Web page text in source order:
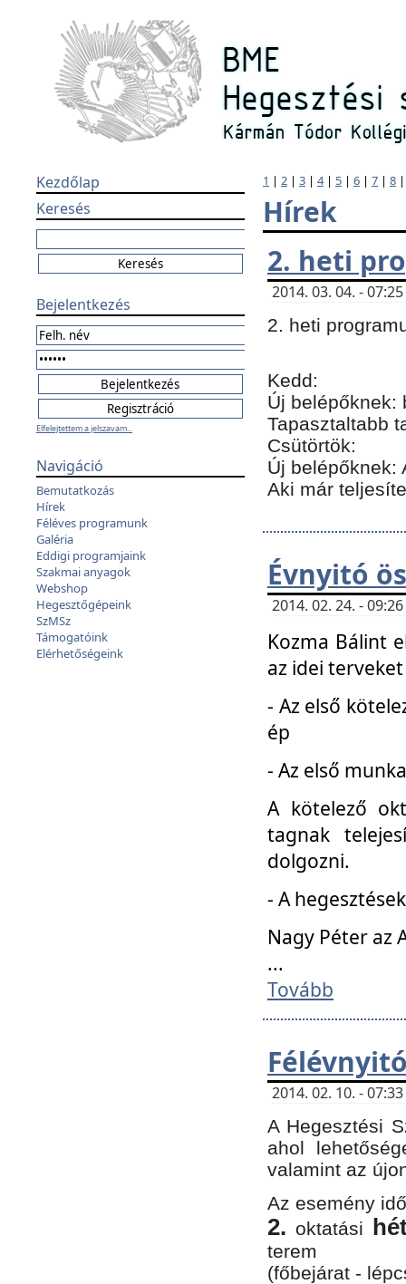
Kezdőlap
Keresés
Bejelentkezés
Elfelejtettem a jelszavam...
Navigáció
Bemutatkozás
Hírek
Féléves programunk
Galéria
Eddigi programjaink
Szakmai anyagok
Webshop
Hegesztőgépeink
SzMSz
Támogatóink
Elérhetőségeink
1 | 2 | 3 | 4| 5 | 6 | 7 | 8
Hírek
2. heti
2014. 03. 04. -
2. heti
Kedd:
Új belépőknek:
Tapasztaltabb
Csütörtök:
Új belépőknek:
Aki már
Évnyitó
2014. 02. 24. -
Kozma Bálint
az idei
- Az első
ép
- Az első
A kötelező
tagnak
dolgozni.
- A
Nagy Péter az
...
Tovább
2014. 02. 10. -
A Hegesztési
ahol
valamint az
Az esemény
2. oktatási
terem
(főbejárat -